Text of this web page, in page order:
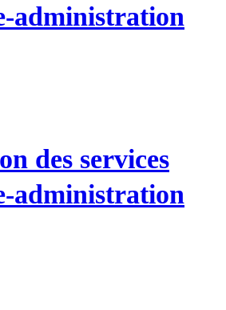
administration
des services
administration